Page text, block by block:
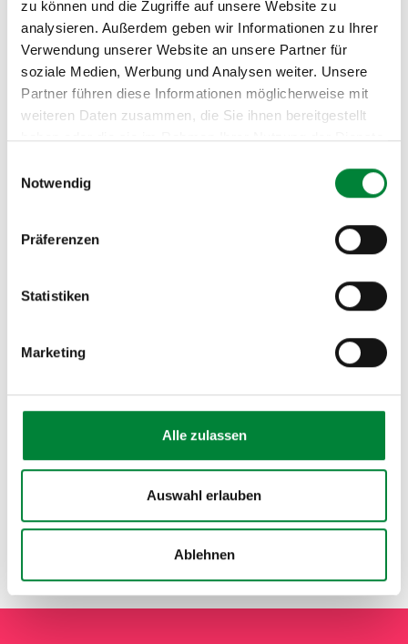
zu können und die Zugriffe auf unsere Website zu
analysieren. Außerdem geben wir Informationen zu Ihrer
Verwendung unserer Website an unsere Partner für
soziale Medien, Werbung und Analysen weiter. Unsere
Partner führen diese Informationen möglicherweise mit
weiteren Daten zusammen, die Sie ihnen bereitgestellt
haben oder die sie im Rahmen Ihrer Nutzung der Dienste
Notwendig
Präferenzen
Statistiken
Marketing
Alle zulassen
Auswahl erlauben
Ablehnen
nächsten verfügbaren Terminen bei Strong Partners.
Alle Kurse finden Indoor in Münster statt. Die genaue
Location und Adresse findest Du bei der Buchung im
Kurskalender.
Probe­trai­ning buchen
Such Dir im Kurskalender Deinen Wunschtermin
dabei. Dein erstes Probetraining ist komplett
kostenlos – wir freuen uns auf Dich!
Dein Probetraining wartet auf dich!